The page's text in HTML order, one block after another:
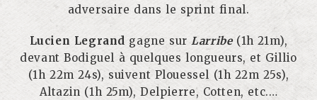
adversaire dans le sprint final.
Lucien Legrand gagne surLarribe(1h 21m),
devant Bodiguel à quelques longueurs, et Gillio
(1h 22m 24s), suivent Plouessel (1h 22m 25s),
Altazin (1h 25m), Delpierre, Cotten, etc.…